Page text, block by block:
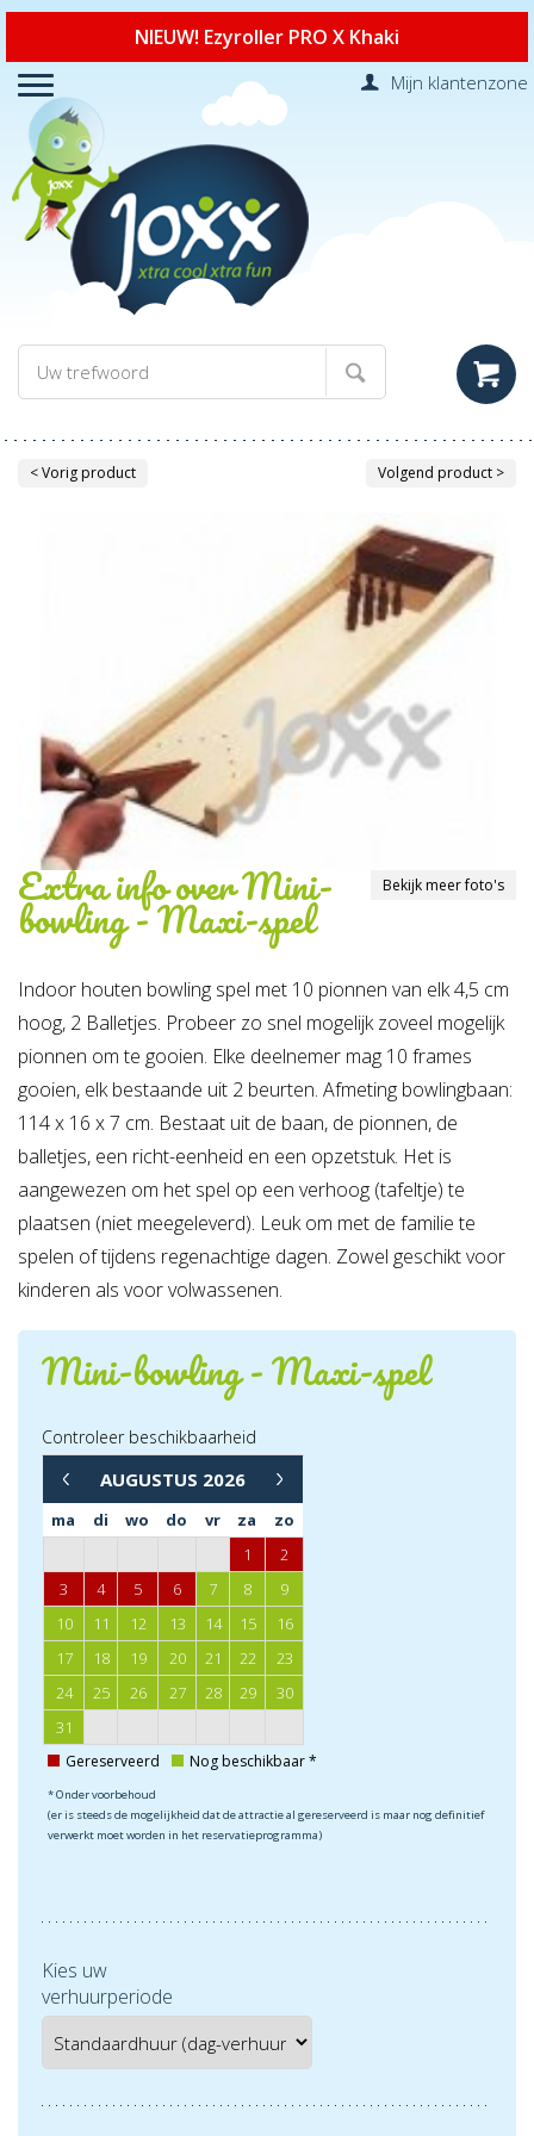
NIEUW! Ezyroller PRO X Khaki
Mijn klantenzone
< Vorig product Volgend product >
Bekijk meer foto's
Extra info overMini-
bowling - Maxi-spel
Indoor houten bowling spel met 10 pionnen van elk 4,5 cm
hoog, 2 Balletjes. Probeer zo snel mogelijk zoveel mogelijk
pionnen om te gooien. Elke deelnemer mag 10 frames
gooien, elk bestaande uit 2 beurten. Afmeting bowlingbaan:
114 x 16 x 7 cm. Bestaat uit de baan, de pionnen, de
balletjes, een richt-eenheid en een opzetstuk. Het is
aangewezen om het spel op een verhoog (tafeltje) te
plaatsen (niet meegeleverd). Leuk om met de familie te
spelen of tijdens regenachtige dagen. Zowel geschikt voor
kinderen als voor volwassenen.
Mini-bowling - Maxi-spel
Controleer beschikbaarheid
AUGUSTUS 2026
ma di wo do vr za
zo
1
2
3
4 5 6 7 8
9
10
11 12 13 14 15
16
17
18 19 20 21 22
23
24
25 26 27 28 29
30
31
Gereserveerd Nog beschikbaar *
* Onder voorbehoud
(er is steeds de mogelijkheid dat de attractie al gereserveerd is maar nog definitief
verwerkt moet worden in het reservatieprogramma)
Kies uw
verhuurperiode